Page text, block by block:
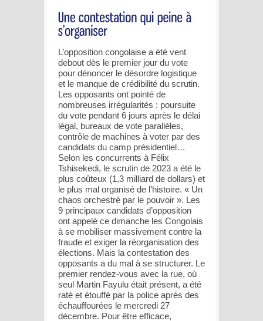
L’opposition congolaise a été vent
debout dès le premier jour du vote
pour dénoncer le désordre logistique
et le manque de crédibilité du scrutin.
Les opposants ont pointé de
nombreuses irrégularités : poursuite
du vote pendant 6 jours après le délai
légal, bureaux de vote parallèles,
contrôle de machines à voter par des
candidats du camp présidentiel…
Selon les concurrents à Félix
Tshisekedi, le scrutin de 2023 a été le
plus coûteux (1,3 milliard de dollars) et
le plus mal organisé de l’histoire. « Un
chaos orchestré par le pouvoir ». Les
9 principaux candidats d’opposition
ont appelé ce dimanche les Congolais
à se mobiliser massivement contre la
fraude et exiger la réorganisation des
élections. Mais la contestation des
opposants a du mal à se structurer. Le
premier rendez-vous avec la rue, où
seul Martin Fayulu était présent, a été
raté et étouffé par la police après des
échauffourées le mercredi 27
décembre. Pour être efficace,